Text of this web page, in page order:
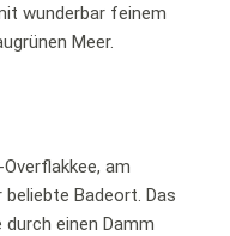
wunderbar feinem
Meer.
am
Badeort. Das
einen Damm